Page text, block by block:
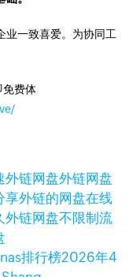
业一致喜爱。为协同工
免费体
外链网盘外链网盘
享外链的网盘在线
外链网盘不限制流
排行榜2026年4